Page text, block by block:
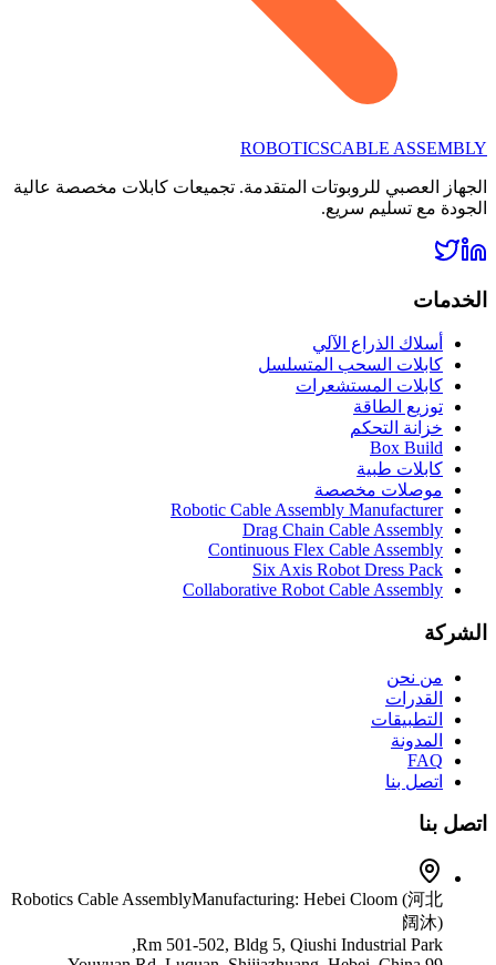
ROBOTICSCABLE ASSEMBLY
الجهاز العصبي للروبوتات المتقدمة. تجميعات كابلات مخصصة عالية
الجودة مع تسليم سريع.
الخدمات
أسلاك الذراع الآلي
كابلات السحب المتسلسل
كابلات المستشعرات
توزيع الطاقة
خزانة التحكم
Box Build
كابلات طبية
موصلات مخصصة
Robotic Cable Assembly Manufacturer
Drag Chain Cable Assembly
Continuous Flex Cable Assembly
Six Axis Robot Dress Pack
Collaborative Robot Cable Assembly
الشركة
من نحن
القدرات
التطبيقات
المدونة
FAQ
اتصل بنا
اتصل بنا
Robotics Cable AssemblyManufacturing: Hebei Cloom (河北
阔沐)
Rm 501-502, Bldg 5, Qiushi Industrial Park,